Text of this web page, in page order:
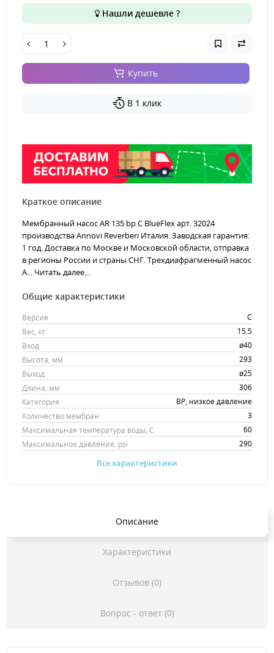
Нашли дешевле ?
Купить
В 1 клик
Краткое описание
Мембранный насос AR 135 bp C BlueFlex арт. 32024
производства Annovi Reverberi Италия. Заводская гарантия:
1 год. Доставка по Москве и Московской области, отправка
в регионы России и страны СНГ. Трехдиафрагменный насос
A... Читать далее...
Общие характеристики
Версия
C
Вес, кг
15.5
Вход
ø40
Высота, мм
293
Выход
ø25
Длина, мм
306
Категория
BP, низкое давление
Количество мембран
3
Максимальная температура воды, С
60
Максимальное давление, psi
290
Все характеристики
Описание
Характеристики
Отзывов (0)
Вопрос - ответ (0)